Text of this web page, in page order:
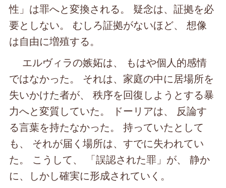
性」は罪へと変換される。 疑念は、証拠を必
要としない。 むしろ証拠がないほど、 想像
は自由に増殖する。
エルヴィラの嫉妬は、 もはや個人的感情
ではなかった。 それは、家庭の中に居場所を
失いかけた者が、 秩序を回復しようとする暴
力へと変質していた。 ドーリアは、 反論す
る言葉を持たなかった。 持っていたとして
も、 それが届く場所は、すでに失われてい
た。 こうして、 「誤認された罪」が、 静か
に、しかし確実に形成されていく。